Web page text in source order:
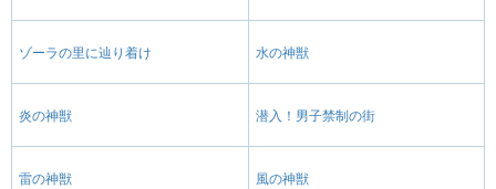
ゾーラの里に辿り着け 水の神獣
炎の神獣 潜入！男子禁制の街
雷の神獣 風の神獣